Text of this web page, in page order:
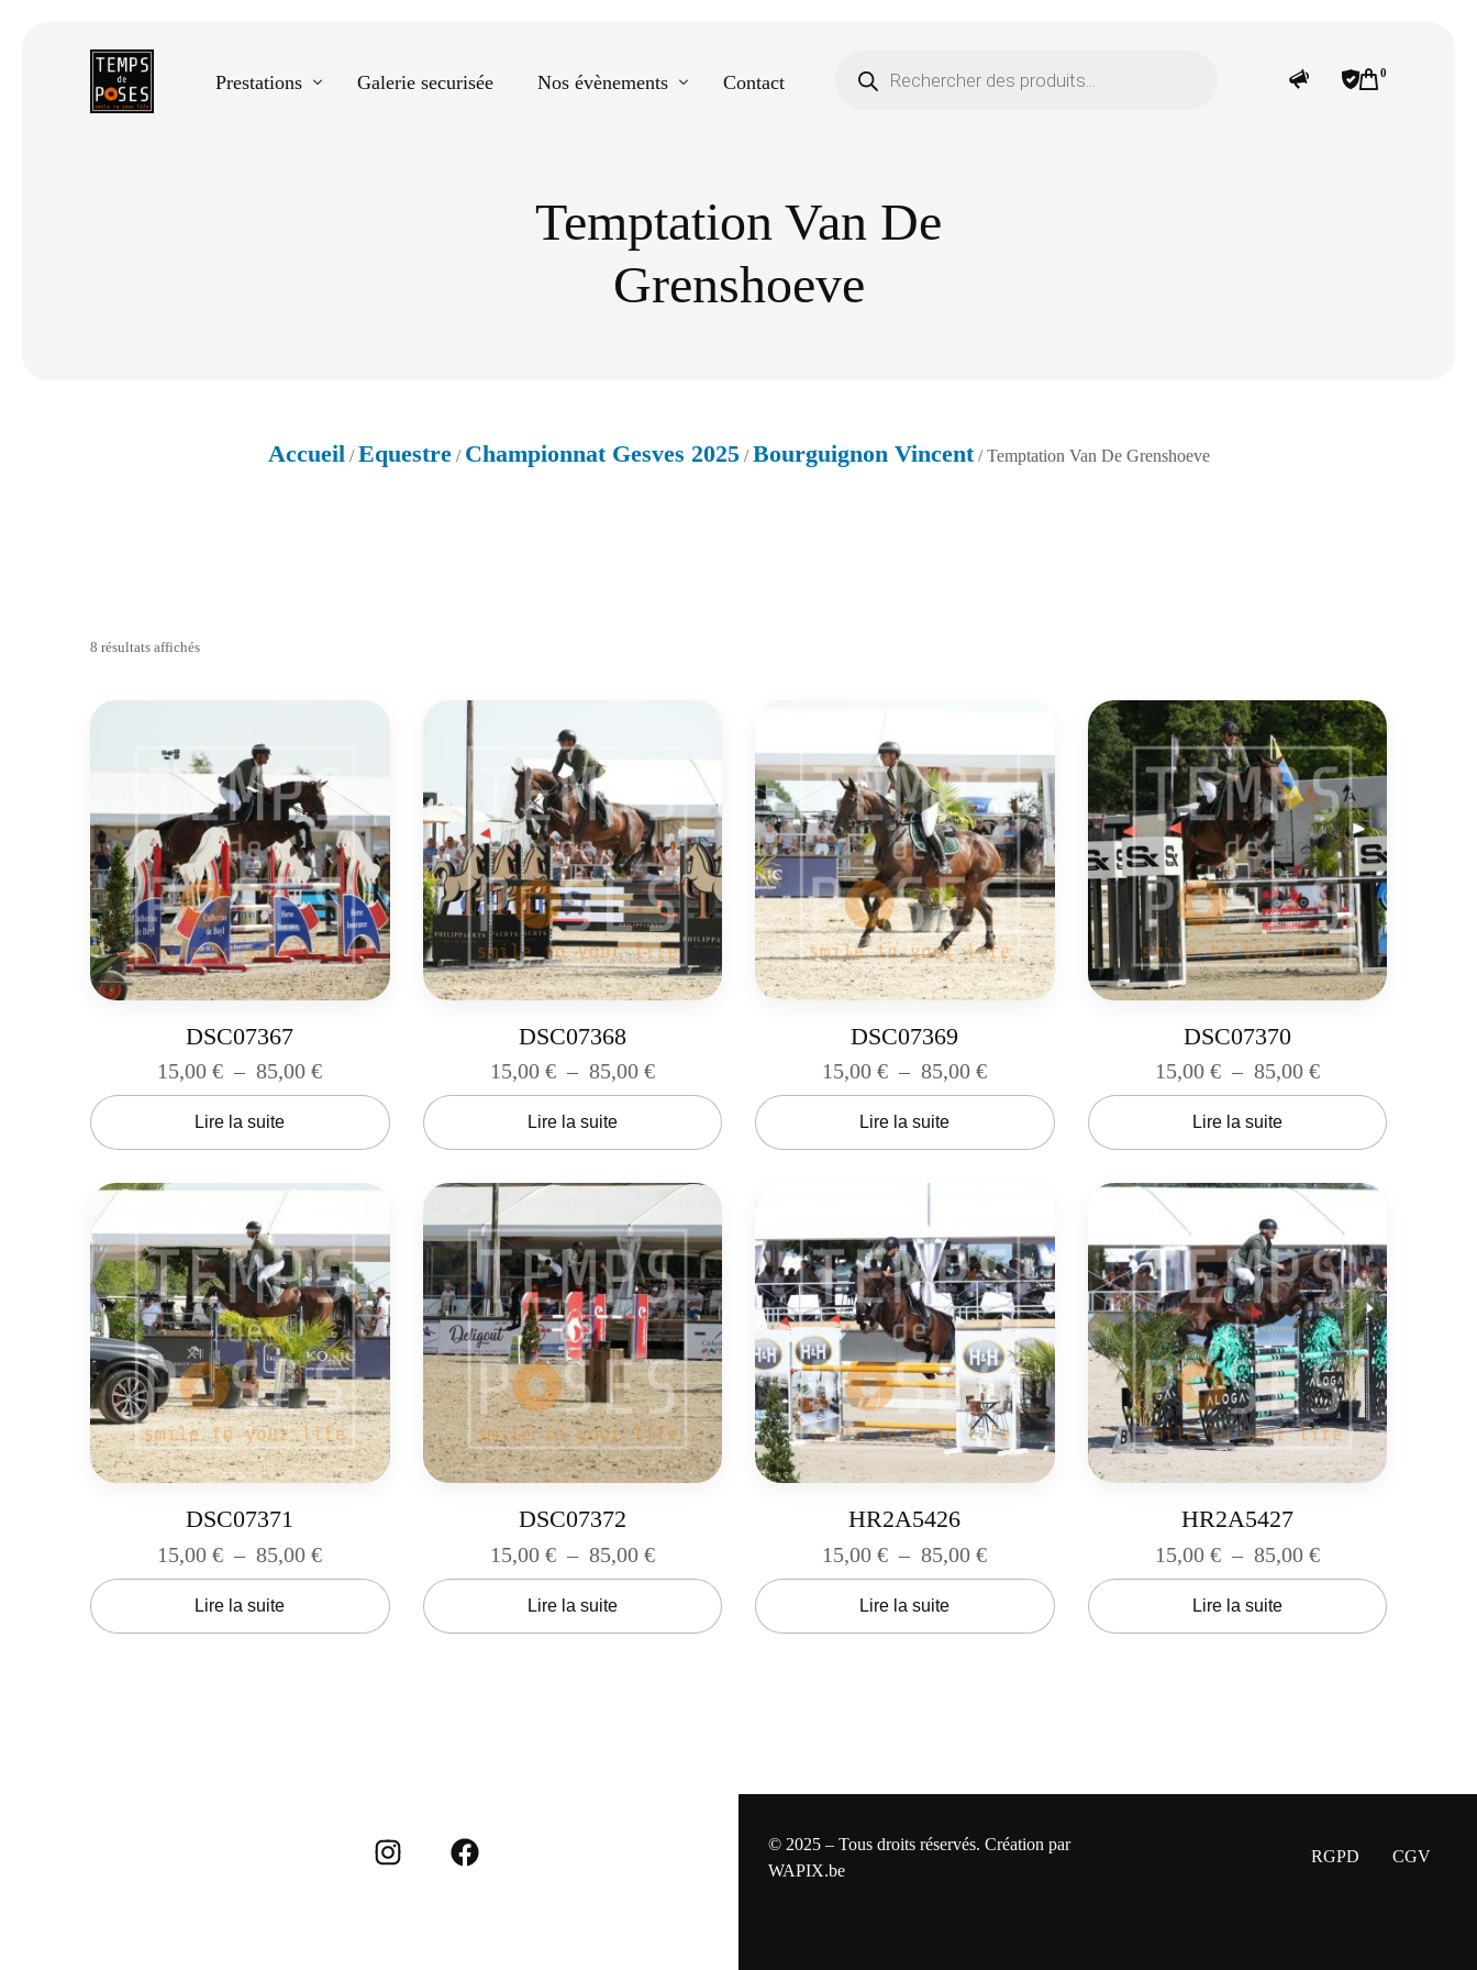
Prestations Galerie securisée Nos évènements
Equestre
Spectacle de danse
Photos scolaires
Contact 0
Temptation Van De
Grenshoeve
Accueil /Equestre/ Championnat Gesves 2025/Bourguignon Vincent/ Temptation Van De Grenshoeve
8 résultats affichés
DSC07367
15,00€ – 85,00€
Lire la suite
DSC07368
15,00 € – 85,00 €
Lire la suite
DSC07369
15,00€ – 85,00€
Lire la suite
DSC07370
15,00 € – 85,00 €
Lire la suite
DSC07371
15,00€ – 85,00€
Lire la suite
DSC07372
15,00 € – 85,00 €
Lire la suite
HR2A5426
15,00€ – 85,00€
Lire la suite
HR2A5427
15,00 € – 85,00 €
Lire la suite
© 2025 – Tous droits réservés. Création par
WAPIX.be
RGPD CGV